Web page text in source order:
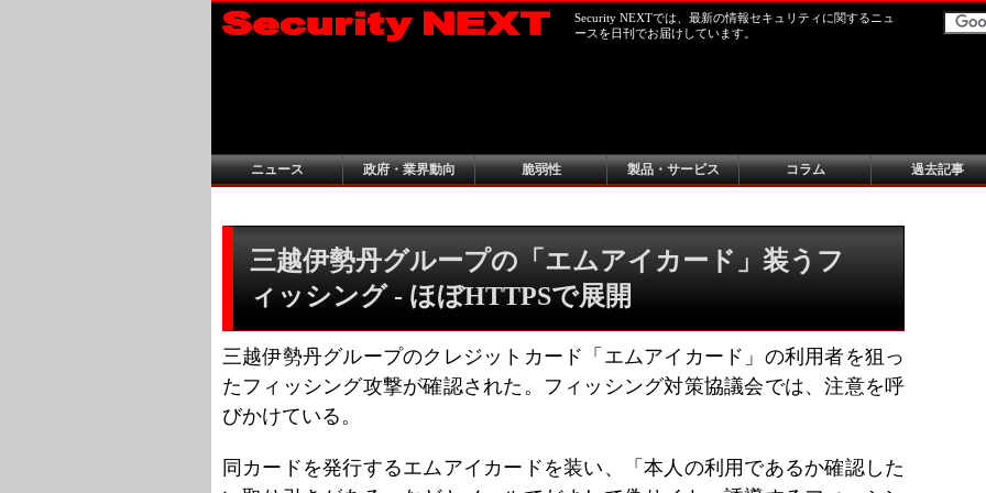
Security NEXTでは、最新の情報セキュリティに関するニュ
ースを日刊でお届けしています。
ニュース 政府・業界動向 脆弱性 製品・サービス コラム 過去記事
三越伊勢丹グループの「エムアイカード」装うフ
ィッシング - ほぼHTTPSで展開
三越伊勢丹グループのクレジットカード「エムアイカード」の利用者を狙っ
たフィッシング攻撃が確認された。フィッシング対策協議会では、注意を呼
びかけている。
同カードを発行するエムアイカードを装い、「本人の利用であるか確認した